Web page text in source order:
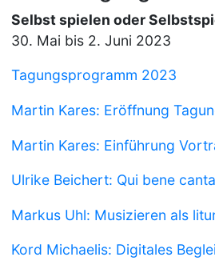
Selbst spielen oder
30. Mai bis 2. Juni 2023
Tagungsprogramm 2023
Martin Kares: Eröffnung
Martin Kares: Einführung
Ulrike Beichert: Qui bene
Markus Uhl: Musizieren als
Kord Michaelis: Digitales